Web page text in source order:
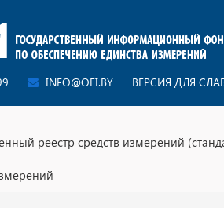
INFO@OEI.BY ВЕРСИЯ ДЛЯ
реестр средств измерений